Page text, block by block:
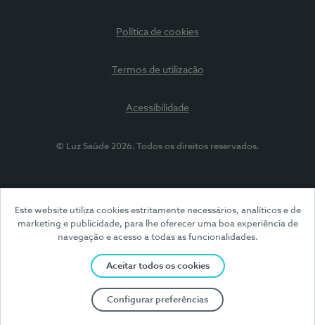
Este website utiliza cookies estritamente necessários, analíticos e de
marketing e publicidade, para lhe oferecer uma boa experiência de
navegação e acesso a todas as funcionalidades.
Aceitar todos os cookies
Configurar preferências
Política de cookies
Termos de utilização
Acessibilidade
© Luz Saúde 2026. Todos os direitos reservados.